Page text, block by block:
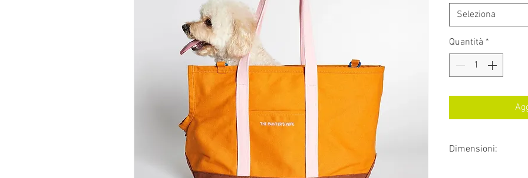
Seleziona
Quantità *
Dimensioni: